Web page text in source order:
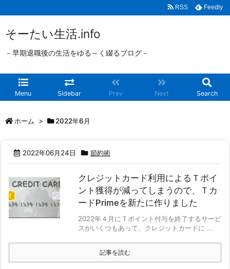
そーたい生活.info
－早期退職後の生活をゆる～く綴るブログ－
Menu Sidebar Prev Next Search
RSS Feedly
ホーム > 2022年6月
2022年06月24日 節約術
クレジットカード利用によるＴポイ
ント獲得が減ってしまうので、Ｔカ
ードPrimeを新たに作りました
2022年４月にＴポイント付与を終了するサービ
スがいくつもあって、クレジットカードに ...
記事を読む